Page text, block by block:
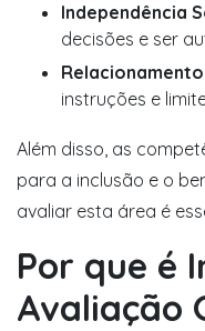
Independência
decisões e ser
instruções e
Além disso, as
para a inclusão e o
avaliar esta área é
Por que é
Avaliação